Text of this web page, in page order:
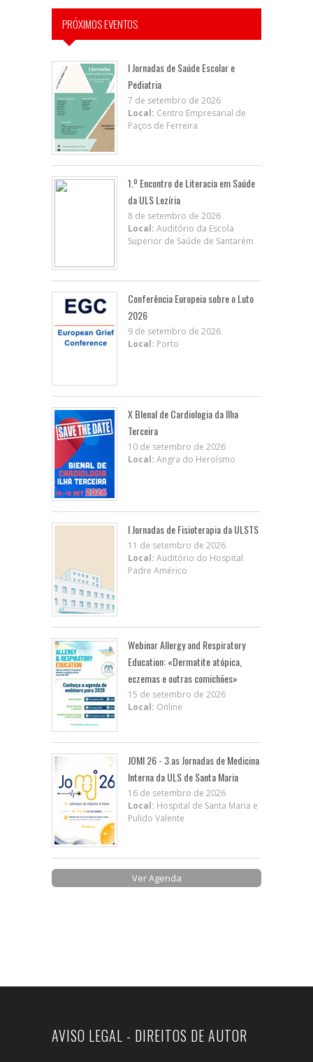
PRÓXIMOS EVENTOS
I Jornadas de Saúde Escolar e
Pediatria
7 de setembro de 2026
Local: Centro Empresarial de
Paços de Ferreira
1.º Encontro de Literacia em Saúde
da ULS Lezíria
8 de setembro de 2026
Local: Auditório da Escola
Superior de Saúde de Santarém
Conferência Europeia sobre o Luto
2026
9 de setembro de 2026
Local: Porto
X BIenal de Cardiologia da Ilha
Terceira
10 de setembro de 2026
Local: Angra do Heroísmo
I Jornadas de Fisioterapia da ULSTS
11 de setembro de 2026
Local: Auditório do Hospital
Padre Américo
Webinar Allergy and Respiratory
Education: «Dermatite atópica,
eczemas e outras comichões»
15 de setembro de 2026
Local: Online
JOMI 26 - 3.as Jornadas de Medicina
Interna da ULS de Santa Maria
16 de setembro de 2026
Local: Hospital de Santa Maria e
Pulido Valente
Ver Agenda
AVISO LEGAL - DIREITOS DE AUTOR